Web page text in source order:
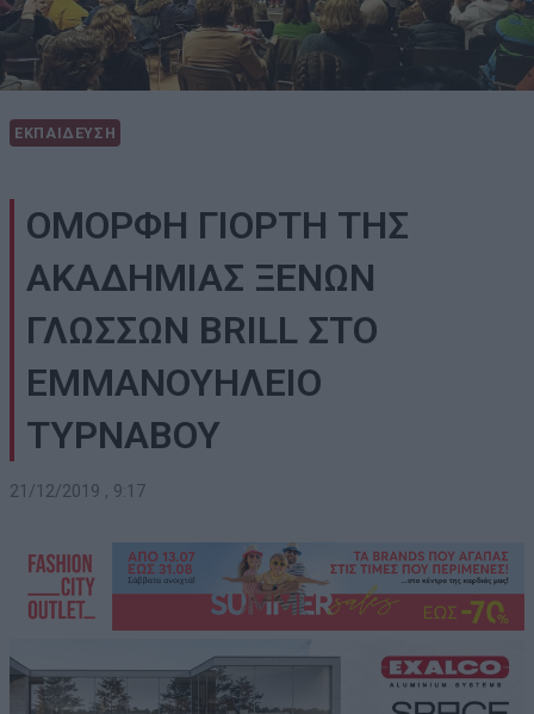
ΕΚΠΑΙΔΕΥΣΗ
ΟΜΟΡΦΗ ΓΙΟΡΤΗ ΤΗΣ
ΑΚΑΔΗΜΙΑΣ ΞΕΝΩΝ
ΓΛΩΣΣΩΝ BRILL ΣΤΟ
ΕΜΜΑΝΟΥΗΛΕΙΟ
ΤΥΡΝΑΒΟΥ
21/12/2019 , 9:17